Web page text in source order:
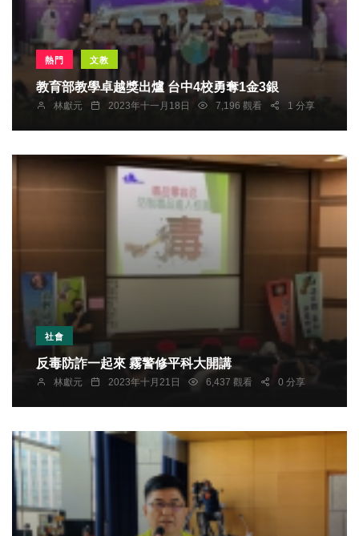
熱門 文教
教育部教學卓越獎出爐 台中4校勇奪1金3銀
林獻元 2023年十一月18日 7,196 觀看 1 分享
社會
反毒防詐一起來 霧警修平科大開講
林獻元 2023年十月21日 6,437 觀看 0 分享